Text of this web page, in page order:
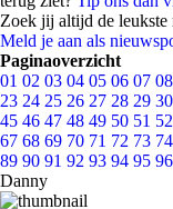
Zoek jij altijd de leukste
Meld je aan als
Paginaoverzicht
01 02 03 04 05 06 07 08
23 24 25 26 27 28 29 30
45 46 47 48 49 50 51 52
67 68 69 70 71 72 73 74
89 90 91 92 93 94 95 96
Danny